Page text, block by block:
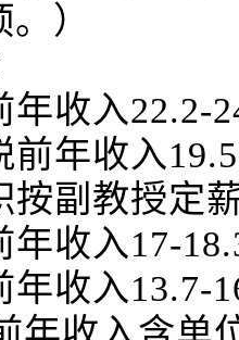
）
年收入22.2-
前年收入
按副教授定
年收入17-
年收入13.7-